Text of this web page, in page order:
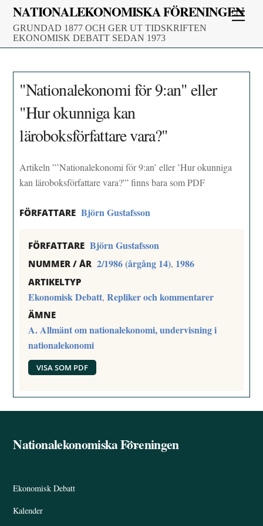
Skip
content
NATIONALEKONOMISKA FÖRENINGEN
GRUNDAD 1877 OCH GER UT TIDSKRIFTEN
EKONOMISK DEBATT SEDAN 1973
"Nationalekonomi för 9:an" eller
"Hur okunniga kan
läroboksförfattare vara?"
Artikeln ”’Nationalekonomi för 9:an’ eller ’Hur okunniga
kan läroboksförfattare vara?'” finns bara som PDF
FÖRFATTARE Björn Gustafsson
FÖRFATTARE Björn Gustafsson
NUMMER / ÅR 2/1986 (årgång 14), 1986
ARTIKELTYP
Ekonomisk Debatt,Repliker och kommentarer
ÄMNE
A. Allmänt om nationalekonomi, undervisning i
nationalekonomi
VISA SOM PDF
Back
Nationalekonomiska Föreningen
Ekonomisk Debatt
Kalender